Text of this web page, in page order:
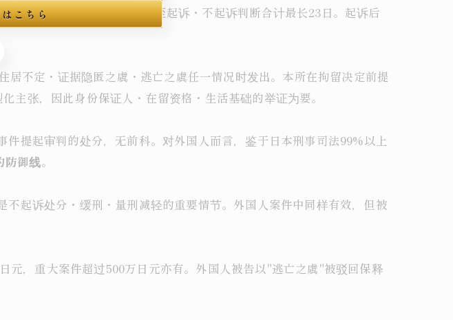
日，延长最多10日，逮捕至起诉・不起诉判断合计最长23日。起诉后
不定・证据隐匿之虞・逃亡之虞任一情况时发出。本所在拘留决定前提
主张，因此身份保证人・在留资格・生活基础的举证为要。
提起审判的处分，无前科。对外国人而言，鉴于日本刑事司法99%以上
防御线。
起诉处分・缓刑・量刑减轻的重要情节。外国人案件中同样有效，但被
元，重大案件超过500万日元亦有。外国人被告以"逃亡之虞"被驳回保释
こちら
こちら